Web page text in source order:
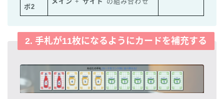
ボ2
2. 手札が11枚になるようにカードを補充する